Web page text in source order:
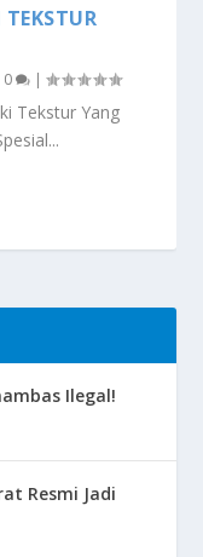
TEKSTUR
0 |
Tekstur Yang
Ilegal!
Resmi Jadi